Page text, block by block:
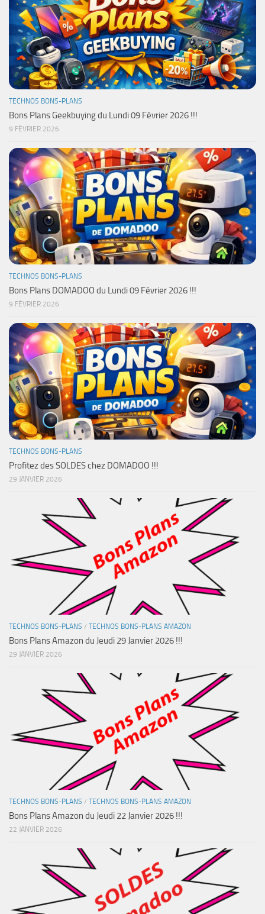
TECHNOS BONS-PLANS
Bons Plans Geekbuying du Lundi 09 Février 2026 !!!
9 FÉVRIER 2026
TECHNOS BONS-PLANS
Bons Plans DOMADOO du Lundi 09 Février 2026 !!!
9 FÉVRIER 2026
TECHNOS BONS-PLANS
Profitez des SOLDES chez DOMADOO !!!
29 JANVIER 2026
TECHNOS BONS-PLANS / TECHNOS BONS-PLANS AMAZON
Bons Plans Amazon du Jeudi 29 Janvier 2026 !!!
29 JANVIER 2026
TECHNOS BONS-PLANS / TECHNOS BONS-PLANS AMAZON
Bons Plans Amazon du Jeudi 22 Janvier 2026 !!!
22 JANVIER 2026